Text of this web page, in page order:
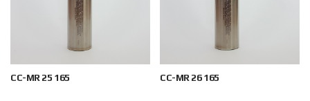
CC-MR 25 165 CC-MR 26 165